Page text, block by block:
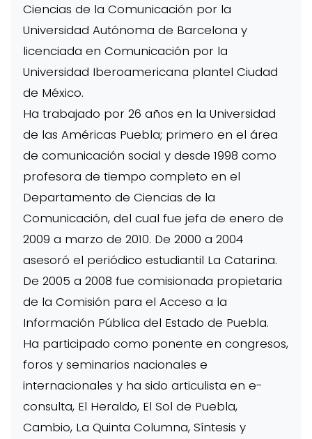
Ciencias de la Comunicación por la
Universidad Autónoma de Barcelona y
licenciada en Comunicación por la
Universidad Iberoamericana plantel Ciudad
de México.
Ha trabajado por 26 años en la Universidad
de las Américas Puebla; primero en el área
de comunicación social y desde 1998 como
profesora de tiempo completo en el
Departamento de Ciencias de la
Comunicación, del cual fue jefa de enero de
2009 a marzo de 2010. De 2000 a 2004
asesoró el periódico estudiantil La Catarina.
De 2005 a 2008 fue comisionada propietaria
de la Comisión para el Acceso a la
Información Pública del Estado de Puebla.
Ha participado como ponente en congresos,
foros y seminarios nacionales e
internacionales y ha sido articulista en e-
consulta, El Heraldo, El Sol de Puebla,
Cambio, La Quinta Columna, Síntesis y